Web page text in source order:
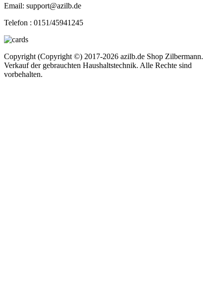
Email: support@azilb.de
Telefon : 0151/45941245
Copyright (Copyright ©) 2017-2026 azilb.de Shop Zilbermann.
Verkauf der gebrauchten Haushaltstechnik. Alle Rechte sind
vorbehalten.